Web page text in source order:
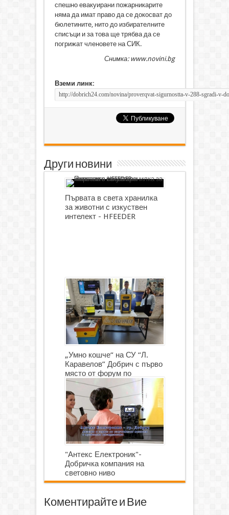
спешно евакуирани пожарникарите
няма да имат право да се докосват до
бюлетините, нито до избирателните
списъци и за това ще трябва да се
погрижат членовете на СИК.
Снимка: www.novini.bg
Вземи линк:
Други новини
Първата в света хранилка
за животни с изкуствен
интелект - HFEEDER
„Умно кошче“ на СУ “Л.
Каравелов” Добрич с първо
място от форум по
роботика
"Антекс Електроник"-
Добричка компания на
световно ниво
Коментирайте и Вие